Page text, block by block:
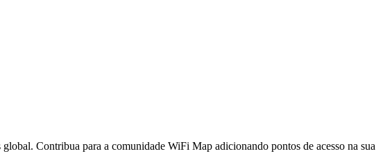
Contribua para a comunidade WiFi Map adicionando pontos de acesso na sua